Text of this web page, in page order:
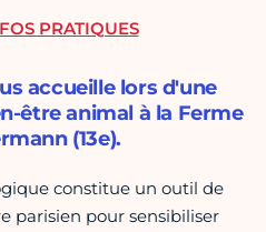
accueille lors d'une
être animal à la Ferme
(13e).
constitue un outil de
parisien pour sensibiliser
PRATIQUES